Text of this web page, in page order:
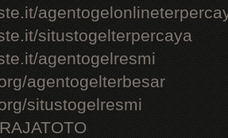
situstogelterpercaya
agentogelresmi
agentogelterbesar
situstogelresmi